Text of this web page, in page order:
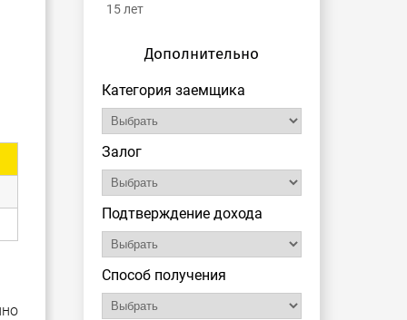
15 лет
Дополнительно
Категория заемщика
Залог
Подтверждение дохода
Способ получения